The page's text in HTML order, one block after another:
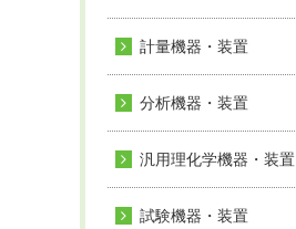
計量機器・装置
分析機器・装置
汎用理化学機器・装置
試験機器・装置